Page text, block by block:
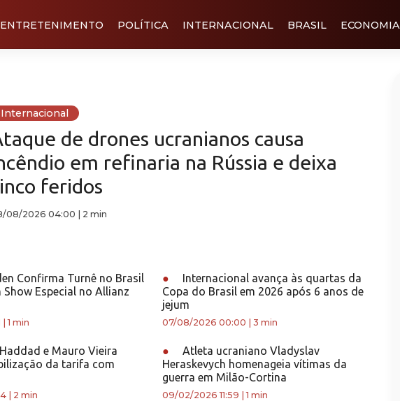
ENTRETENIMENTO POLÍTICA INTERNACIONAL BRASIL ECONOMIA
Internacional
de drones ucranianos causa
em refinaria na Rússia e deixa
feridos
08/2026 04:00 2 min
Confirma Turnê no Brasil
Show Especial no Allianz
|1 min
●
Internacional avança às quartas da
Copa do Brasil em 2026 após 6 anos de
jejum
07/08/2026 00:00 3 min
e Mauro Vieira
da tarifa com
| 2 min
●
Atleta ucraniano Vladyslav
Heraskevych homenageia vítimas da
guerra em Milão-Cortina
09/02/2026 11:59 |1 min